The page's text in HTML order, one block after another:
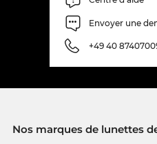
Envoyer une
+49 40
Nos marques de lunettes